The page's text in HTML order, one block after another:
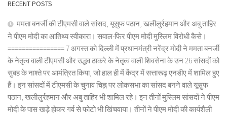
RECENT POSTS
ममता बनर्जी की टीएमसी वाले सांसद, यूसुफ पठान, खलीलुर्रहमान और अबु ताहिर
ने पीएम मोदी का आतिथ्य स्वीकारा। सवाल-फिर पीएम मोदी मुस्लिम विरोधी कैसे।
================ 7 अगस्त को दिल्ली में प्रधानमंत्री नरेंद्र मोदी ने ममता बनर्जी
के नेतृत्व वाली टीएमसी और उद्धव ठाकरे के नेतृत्व वाली शिवसेना के उन 26 सांसदों को
सुबह के नाश्ते पर आमंत्रित किया, जो हाल ही में केंद्र में सत्तारूढ़ एनडीए में शामिल हुए
हैं। इन सांसदों में टीएमसी के चुनाव चिह्न पर लोकसभा का सांसद बनने वाले यूसुफ
पठान, खलीलुर्रहमान और अबु ताहिर भी शामिल रहे। इन तीनों मुस्लिम सांसदों ने पीएम
मोदी के पास खड़े होकर गर्व से फोटो भी खिंचवाया। तीनों ने पीएम मोदी की कार्यशैली